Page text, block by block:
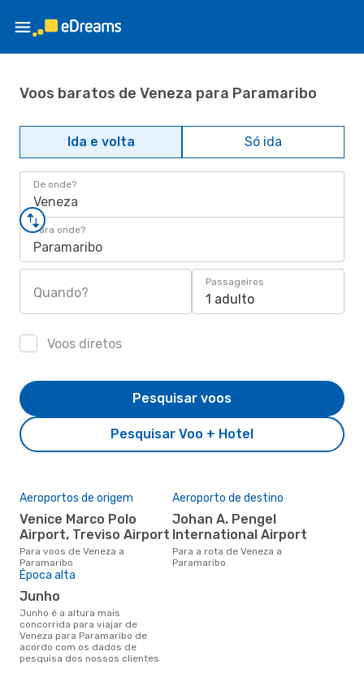
Voos baratos de Veneza para Paramaribo
Ida e volta Só ida
De onde?
Veneza
Para onde?
Paramaribo
Quando?
Passageiros
1 adulto
Voos diretos
Pesquisar Voo + Hotel
Pesquisar voos
Aeroportos de origem
Venice Marco Polo
Airport, Treviso Airport
Para voos de Veneza a
Paramaribo
Aeroporto de destino
Johan A. Pengel
International Airport
Para a rota de Veneza a
Paramaribo
Época alta
junho
junho é a altura mais
concorrida para viajar de
Veneza para Paramaribo de
acordo com os dados de
pesquisa dos nossos clientes